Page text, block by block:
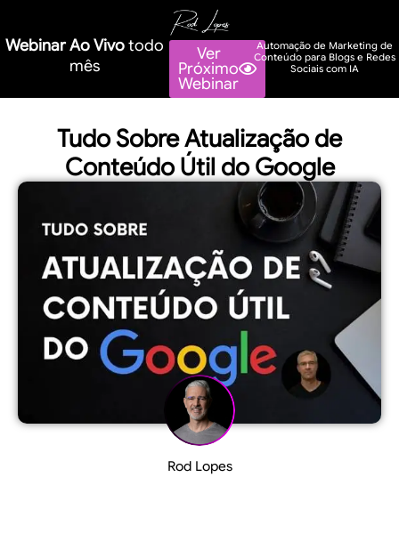
Webinar Ao Vivotodo
mês
Ver
Próximo
Webinar
Automação de Marketing de
Conteúdo para Blogs e Redes
Sociais com IA
Tudo Sobre Atualização de
Conteúdo Útil do Google
Rod Lopes